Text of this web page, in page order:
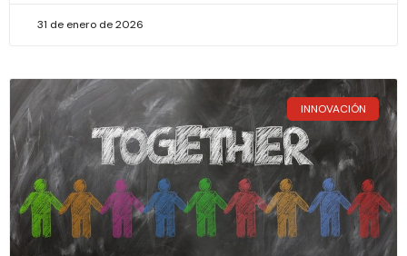
31 de enero de 2026
INNOVACIÓN